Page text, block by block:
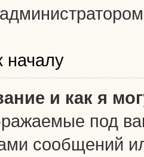
началу
и как я
под
сообщений